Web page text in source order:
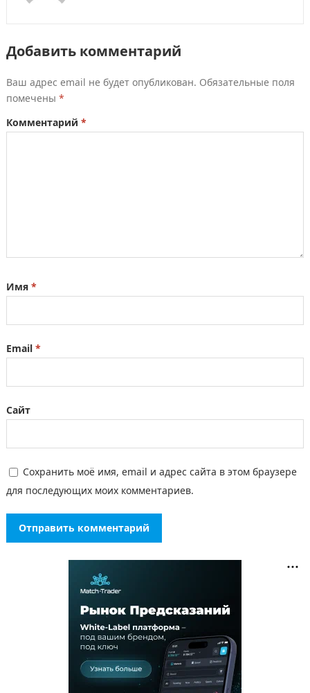
Добавить комментарий
Ваш адрес email не будет опубликован. Обязательные поля
помечены *
Комментарий *
Имя *
Email *
Сайт
Сохранить моё имя, email и адрес сайта в этом браузере
для последующих моих комментариев.